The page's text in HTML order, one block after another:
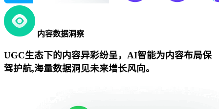
内容数据洞察
UGC生态下的内容异彩纷呈，AI智能为内容布局保
驾护航,海量数据洞见未来增长风向。